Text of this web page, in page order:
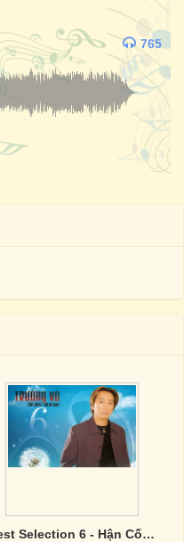
765
Best Selection 6 - Hận Cố Nhân